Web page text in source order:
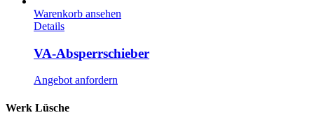
Warenkorb ansehen
Details
VA-Absperrschieber
Angebot anfordern
Werk Lüsche